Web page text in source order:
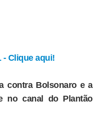
- Clique aqui!
contra Bolsonaro e a
no canal do Plantão